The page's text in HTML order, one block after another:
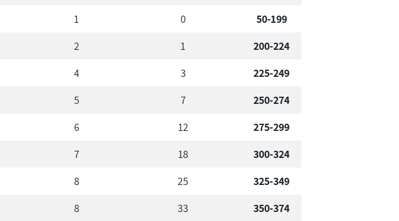
50-199
0
1
200-224
1
2
225-249
3
4
250-274
7
5
275-299
12
6
300-324
18
7
325-349
25
8
350-374
33
8